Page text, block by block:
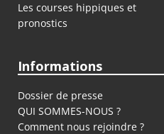
Les courses hippiques et
pronostics
Informations
Dossier de presse
QUI SOMMES-NOUS ?
Comment nous rejoindre ?